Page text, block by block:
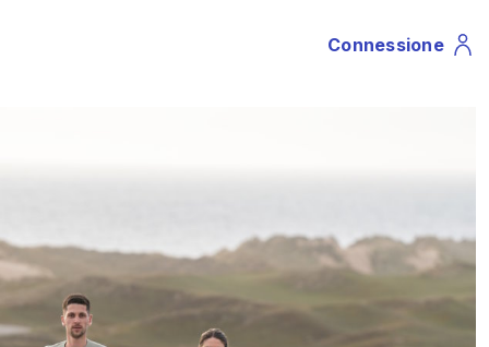
Profile
Connessione